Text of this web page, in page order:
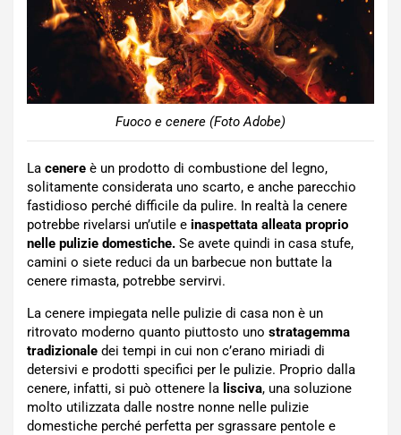
Fuoco e cenere (Foto Adobe)
La cenere è un prodotto di combustione del legno,
solitamente considerata uno scarto, e anche parecchio
fastidioso perché difficile da pulire. In realtà la cenere
potrebbe rivelarsi un’utile e inaspettata alleata proprio
nelle pulizie domestiche. Se avete quindi in casa stufe,
camini o siete reduci da un barbecue non buttate la
cenere rimasta, potrebbe servirvi.
La cenere impiegata nelle pulizie di casa non è un
ritrovato moderno quanto piuttosto uno stratagemma
tradizionale dei tempi in cui non c’erano miriadi di
detersivi e prodotti specifici per le pulizie. Proprio dalla
cenere, infatti, si può ottenere la lisciva, una soluzione
molto utilizzata dalle nostre nonne nelle pulizie
domestiche perché perfetta per sgrassare pentole e